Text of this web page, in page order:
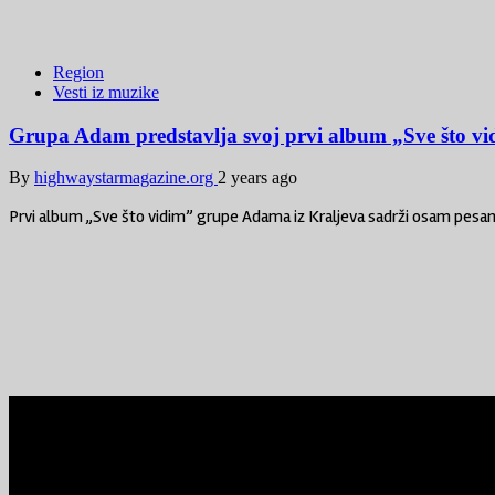
Region
Vesti iz muzike
Grupa Adam predstavlja svoj prvi album „Sve što
By highwaystarmagazine.org 2 years ago
Prvi album „Sve što vidim” grupe Adama iz Kraljeva sadrži osam